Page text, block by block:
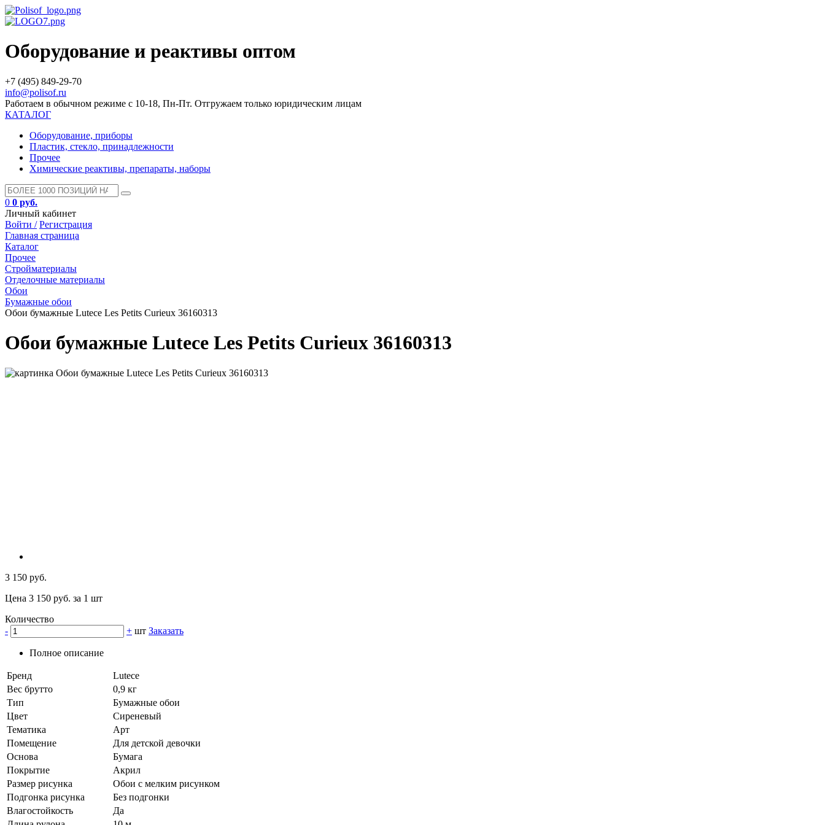
Оборудование и реактивы оптом
+7 (495) 849-29-70
info@polisof.ru
Работаем в обычном режиме с 10-18, Пн-Пт. Отгружаем только юридическим лицам
КАТАЛОГ
Оборудование, приборы
Пластик, стекло, принадлежности
Прочее
Химические реактивы, препараты, наборы
0 0 руб.
Личный кабинет
Войти / Регистрация
Главная страница
Каталог
Прочее
Стройматериалы
Отделочные материалы
Обои
Бумажные обои
Обои бумажные Lutece Les Petits Curieux 36160313
Обои бумажные Lutece Les Petits Curieux 36160313
3 150 руб.
Цена 3 150 руб. за 1 шт
Количество
-
+ шт Заказать
Полное описание
Бренд
Lutece
Вес брутто
0,9 кг
Тип
Бумажные обои
Цвет
Сиреневый
Тематика
Арт
Помещение
Для детской девочки
Основа
Бумага
Покрытие
Акрил
Размер рисунка
Обои с мелким рисунком
Подгонка рисунка
Без подгонки
Влагостойкость
Да